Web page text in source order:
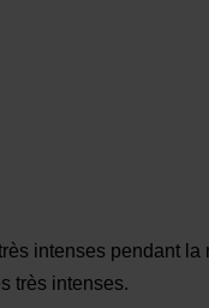
intenses pendant
très intenses.